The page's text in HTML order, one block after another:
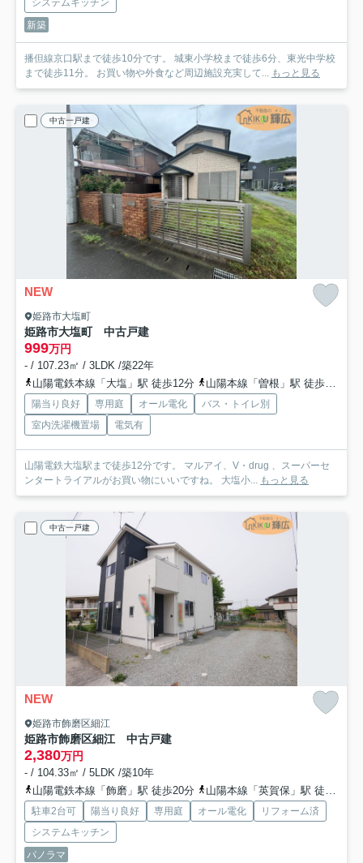
新築
播但線京口駅まで徒歩10分です。 城東小学校まで徒歩6分、東光中学校
まで徒歩11分。 お買い物や外食など周辺施設充実して...
もっと見る
中古一戸建
NEW
姫路市大塩町
姫路市大塩町 中古戸建
999万円
- / 107.23㎡ / 3LDK /築22年
山陽電鉄本線「大塩」駅 徒歩12分
山陽本線「曽根」駅 徒歩32分
陽当り良好 専用庭 オール電化
バス・トイレ別
室内洗濯機置場
電気有
山陽電鉄大塩駅まで徒歩12分です。 マルアイ、V・drug 、スーパーセ
ンタートライアルがお買い物にいいですね。 大塩小...
もっと見る
中古一戸建
NEW
姫路市飾磨区細江
姫路市飾磨区細江 中古戸建
2,380万円
- / 104.33㎡ / 5LDK /築10年
山陽電鉄本線「飾磨」駅 徒歩20分
山陽本線「英賀保」駅 徒歩36分
駐車2台可 陽当り良好 専用庭 オール電化
リフォーム済
システムキッチン
パノラマ